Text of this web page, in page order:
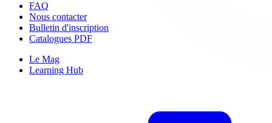
FAQ
Nous contacter
Bulletin d'inscription
Catalogues PDF
Le Mag
Learning Hub